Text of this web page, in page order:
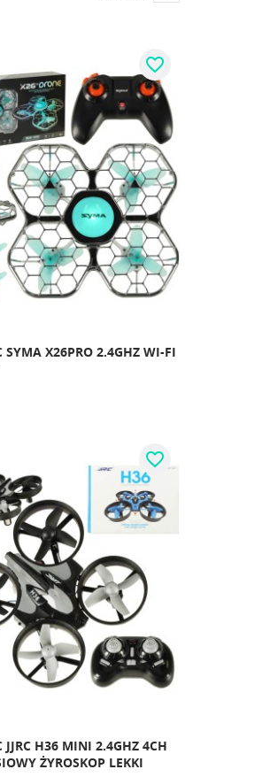
SYMA X26PRO 2.4GHZ WI-FI
favorite_border
JJRC H36 MINI 2.4GHZ 4CH
ŻYROSKOP LEKKI
favorite_border